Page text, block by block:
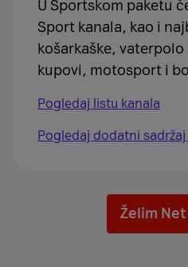
U Sportskom paketu
Sport kanala, kao i
košarkaške,
kupovi, motosport i
Pogledaj listu kanala
Pogledaj dodatni sadržaj
Želim Net